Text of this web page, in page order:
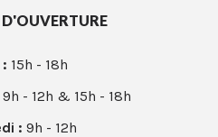
15h - 18h
9h - 12h & 15h - 18h
: 9h - 12h